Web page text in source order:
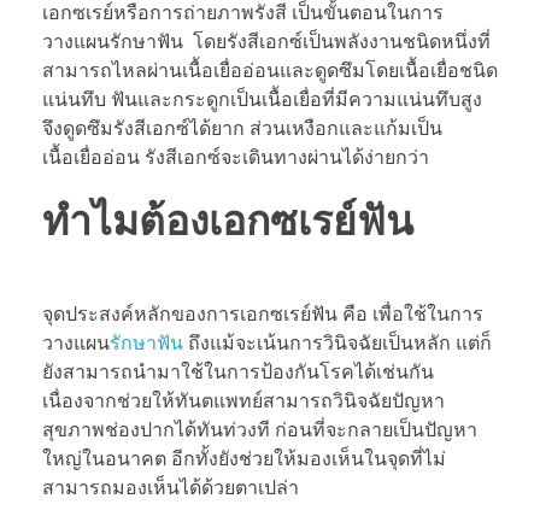
เอกซเรย์หรือการถ่ายภาพรังสี เป็นขั้นตอนในการ
วางแผนรักษาฟัน โดยรังสีเอกซ์เป็นพลังงานชนิดหนึ่งที่
สามารถไหลผ่านเนื้อเยื่ออ่อนและดูดซึมโดยเนื้อเยื่อชนิด
แน่นทึบ ฟันและกระดูกเป็นเนื้อเยื่อที่มีความแน่นทึบสูง
จึงดูดซึมรังสีเอกซ์ได้ยาก ส่วนเหงือกและแก้มเป็น
เนื้อเยื่ออ่อน รังสีเอกซ์จะเดินทางผ่านได้ง่ายกว่า
ทำไมต้องเอกซเรย์ฟัน
จุดประสงค์หลักของการเอกซเรย์ฟัน คือ เพื่อใช้ในการ
วางแผนรักษาฟัน ถึงแม้จะเน้นการวินิจฉัยเป็นหลัก แต่ก็
ยังสามารถนำมาใช้ในการป้องกันโรคได้เช่นกัน
เนื่องจากช่วยให้ทันตแพทย์สามารถวินิจฉัยปัญหา
สุขภาพช่องปากได้ทันท่วงที ก่อนที่จะกลายเป็นปัญหา
ใหญ่ในอนาคต อีกทั้งยังช่วยให้มองเห็นในจุดที่ไม่
สามารถมองเห็นได้ด้วยตาเปล่า